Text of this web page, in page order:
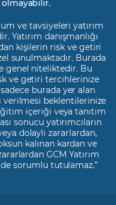
olmayabilir.
ve tavsiyeleri yatırım
Yatırım danışmanlığı
kişilerin risk ve getiri
sunulmaktadır. Burada
genel niteliktedir. Bu
ve getiri tercihlerinize
burada yer alan
verilmesi beklentilerinize
içeriği veya tanıtım
sonucu yatırımcıların
dolaylı zararlardan,
kalınan kardan ve
GCM Yatırım
sorumlu tutulamaz.”